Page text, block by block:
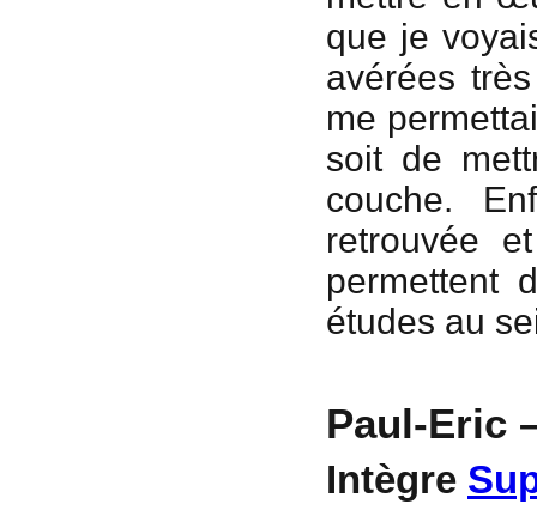
que je
avérées
me
soit de
couche.
retrouvée
permettent
études au
Paul-Eric
Intègre